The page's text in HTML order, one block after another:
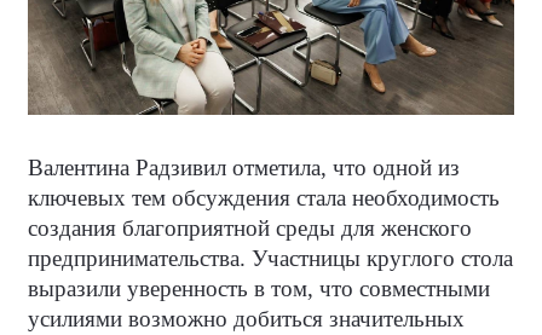
Валентина Радзивил отметила, что одной из
ключевых тем обсуждения стала необходимость
создания благоприятной среды для женского
предпринимательства. Участницы круглого стола
выразили уверенность в том, что совместными
усилиями возможно добиться значительных